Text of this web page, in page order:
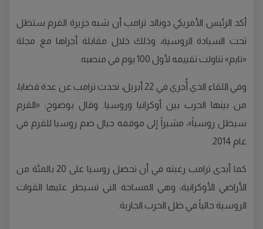
أكد الرئيس الأمريكي دونالد ترامب أن شبه جزيرة القرم ستظل
تحت السيادة الروسية، وذلك خلال مقابلة أجراها مع مجلة
«تايم» تناولت تقييمه لأول 100 يوم في منصبه.
وفي اللقاء الذي أُجري في 22 أبريل، تحدث ترامب عن عدة قضايا،
من بينها الحرب بين أوكرانيا وروسيا. وقال بوضوح: «القرم
سيظل روسياً»، مشيراً إلى موقفه حيال ضم روسيا للقرم في
عام 2014.
كما أبدى ترامب رغبته في أن تحصل روسيا على 20 بالمئة من
الأراضي الأوكرانية، وهي المساحة التي تسيطر عليها القوات
الروسية حالياً في ظل الحرب الجارية.